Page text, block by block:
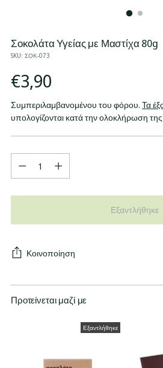
Σοκολάτα Υγείας με Μαστίχα 80g
SKU: ΣΟΚ-073
Κανονική
τιμή
€3,90
Συμπεριλαμβανομένου του φόρου. Τα
υπολογίζονται κατά την ολοκλήρωση
Ποσότητα
Εξαντλήθηκε
Κοινοποίηση
Προτείνεται μαζί με
Εξαντλήθηκε